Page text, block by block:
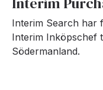
Interim Search har
Interim Inköpschef
Södermanland.